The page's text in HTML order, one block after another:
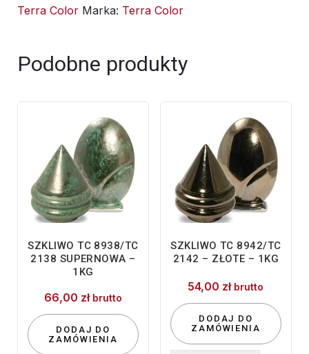
-
Terra Color Marka: Terra Color
Podobne produkty
SZKLIWO TC 8938/TC
2138 SUPERNOWA –
1KG
66,00 zł brutto
DODAJ DO
ZAMÓWIENIA
SZKLIWO TC 8942/TC
2142 – ZŁOTE – 1KG
54,00 zł brutto
DODAJ DO
ZAMÓWIENIA